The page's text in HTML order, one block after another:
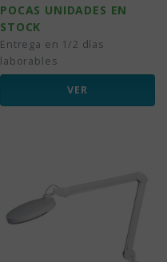
POCAS UNIDADES EN
STOCK
Entrega en 1/2 días
laborables
VER